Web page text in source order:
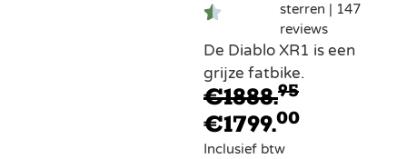
sterren | 147
reviews
De Diablo XR1 is een
grijze fatbike.
€1888.95
€1799.00
Inclusief btw